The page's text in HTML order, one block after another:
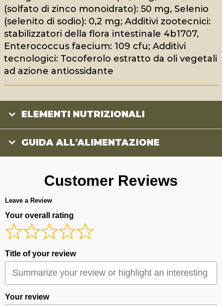
(solfato di zinco monoidrato): 50 mg, Selenio
(selenito di sodio): 0,2 mg; Additivi zootecnici:
stabilizzatori della flora intestinale 4b1707,
Enterococcus faecium: 109 cfu; Additivi
tecnologici: Tocoferolo estratto da oli vegetali
ad azione antiossidante
ELEMENTI NUTRIZIONALI
GUIDA ALL'ALIMENTAZIONE
Customer Reviews
Leave a Review
Your overall rating
Title of your review
Your review